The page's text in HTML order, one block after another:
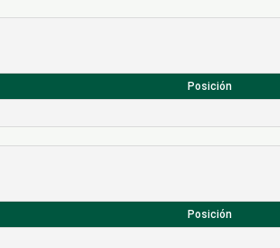
Posición
Posición